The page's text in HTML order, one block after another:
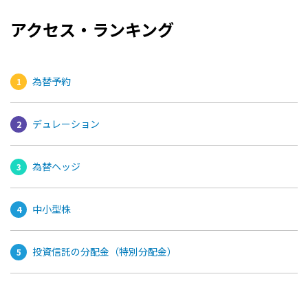
アクセス・ランキング
為替予約
デュレーション
為替ヘッジ
中小型株
投資信託の分配金（特別分配金）